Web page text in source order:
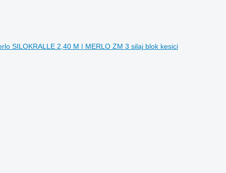
SILOKRALLE 2,40 M | MERLO ZM 3 silaj blok kesici